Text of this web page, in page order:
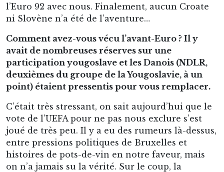
l’Euro 92 avec nous. Finalement, aucun Croate
ni Slovène n’a été de l’aventure…
Comment avez-vous vécu l’avant-Euro ? Il y
avait de nombreuses réserves sur une
participation yougoslave et les Danois (NDLR,
deuxièmes du groupe de la Yougoslavie, à un
point) étaient pressentis pour vous remplacer.
C’était très stressant, on sait aujourd’hui que le
vote de l’UEFA pour ne pas nous exclure s’est
joué de très peu. Il y a eu des rumeurs là-dessus,
entre pressions politiques de Bruxelles et
histoires de pots-de-vin en notre faveur, mais
on n’a jamais su la vérité. Sur le coup, la